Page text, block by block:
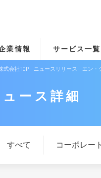
業情報 サービス一覧
式会社TOP ニュースリリース エン・
ュース詳細
すべて コーポレート